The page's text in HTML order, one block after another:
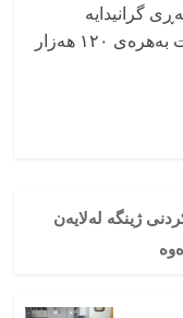
گرانیدایە
بڕازیننەوە و دواتریش بەکام پارە و داهات بەهرەی ۱۲۰ هەزار
ژینگە لەلایەن